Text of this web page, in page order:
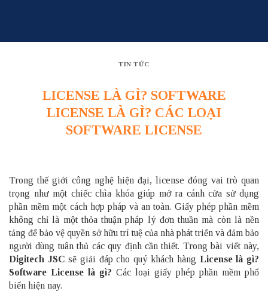
TIN TỨC
LICENSE LÀ GÌ? SOFTWARE
LICENSE LÀ GÌ? CÁC LOẠI
SOFTWARE LICENSE
Trong thế giới công nghệ hiện đại, license đóng vai trò quan
trọng như một chiếc chìa khóa giúp mở ra cánh cửa sử dụng
phần mềm một cách hợp pháp và an toàn. Giấy phép phần mềm
không chỉ là một thỏa thuận pháp lý đơn thuần mà còn là nền
tảng để bảo vệ quyền sở hữu trí tuệ của nhà phát triển và đảm bảo
người dùng tuân thủ các quy định cần thiết. Trong bài viết này,
Digitech JSC sẽ giải đáp cho quý khách hàng License là gì?
Software License là gì? Các loại giấy phép phần mềm phổ
biến hiện nay.